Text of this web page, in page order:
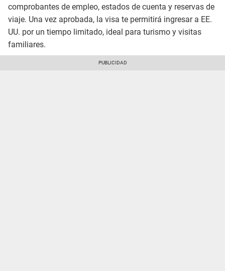
comprobantes de empleo, estados de cuenta y reservas de
viaje. Una vez aprobada, la visa te permitirá ingresar a EE.
UU. por un tiempo limitado, ideal para turismo y visitas
familiares.